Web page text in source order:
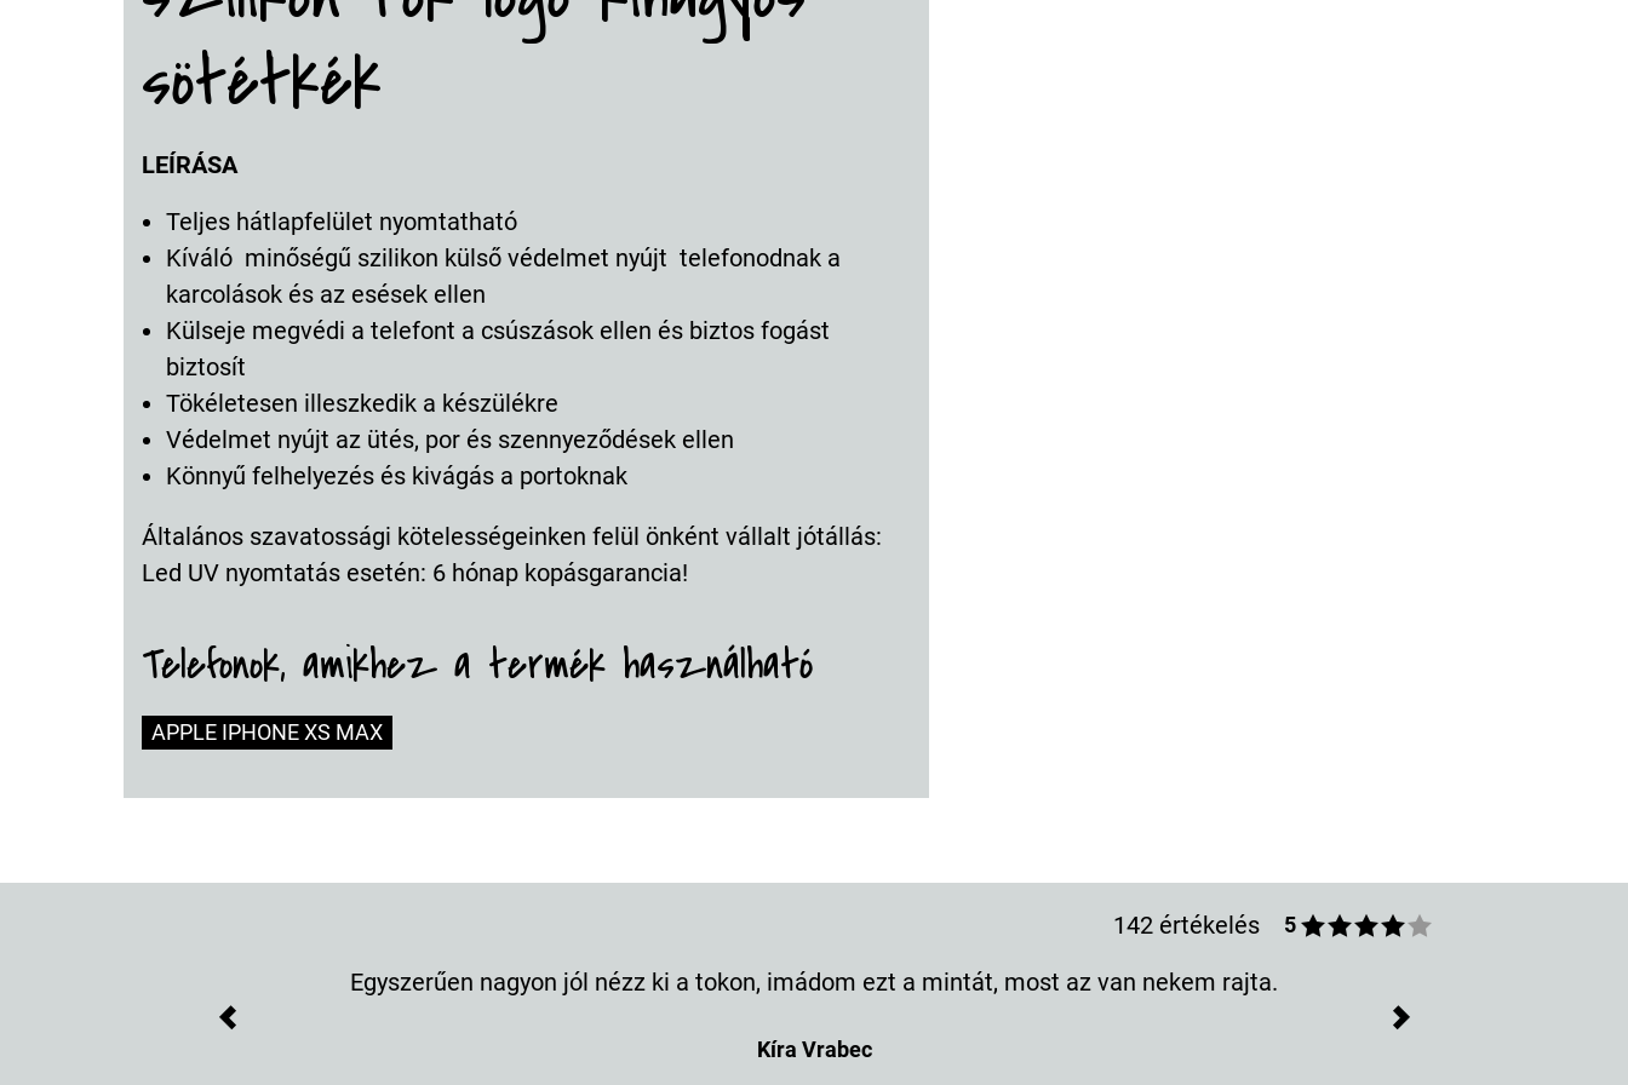
sötétkék
LEÍRÁSA
Teljes hátlapfelület nyomtatható
Kíváló minőségű szilikon külső védelmet nyújt telefonodnak a
karcolások és az esések ellen
Külseje megvédi a telefont a csúszások ellen és biztos fogást
biztosít
Tökéletesen illeszkedik a készülékre
Védelmet nyújt az ütés, por és szennyeződések ellen
Könnyű felhelyezés és kivágás a portoknak
Általános szavatossági kötelességeinken felül önként vállalt jótállás:
Led UV nyomtatás esetén: 6 hónap kopásgarancia!
Telefonok, amikhez a termék használható
APPLE IPHONE XS MAX
142 értékelés 5
Egyszerűen nagyon jól nézz ki a tokon, imádom ezt a mintát, most az van nekem rajta.
Kíra Vrabec
Previous Next